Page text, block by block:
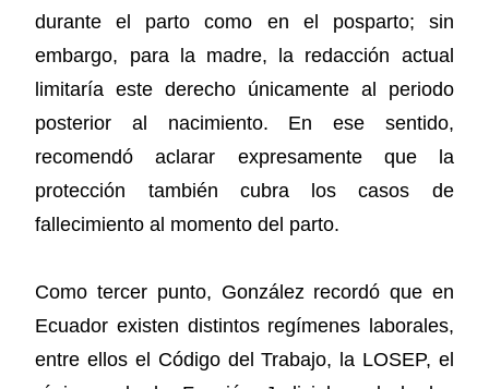
durante el parto como en el posparto; sin
embargo, para la madre, la redacción actual
limitaría este derecho únicamente al periodo
posterior al nacimiento. En ese sentido,
recomendó aclarar expresamente que la
protección también cubra los casos de
fallecimiento al momento del parto.
Como tercer punto, González recordó que en
Ecuador existen distintos regímenes laborales,
entre ellos el Código del Trabajo, la LOSEP, el